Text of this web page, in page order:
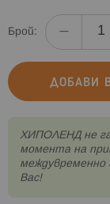
Брой:
ДОБАВИ
XИПОЛЕНД не
момента на
междувременно
Вас!